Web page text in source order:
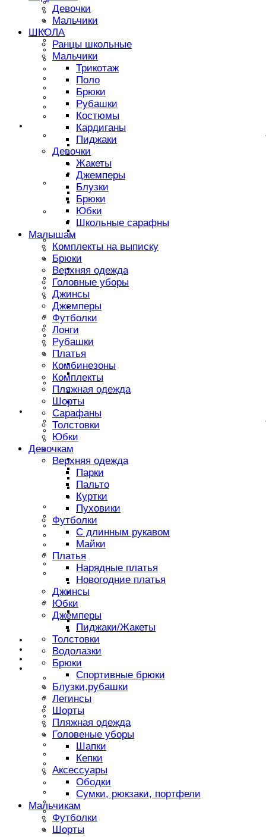
Джемперы
Футболки
Лонги
Рубашки
Платья
Комбинезоны
Комплекты
Пляжная одежда
Шорты
Сарафаны
Толстовки
Юбки
Верхняя одежда
Парки
Пальто
Куртки
Пуховики
Футболки
С длинным рукавом
Майки
Платья
Нарядные платья
Новогодние платья
Джинсы
Юбки
Джемперы
Пиджаки/Жакеты
Толстовки
Водолазки
Брюки
Спортивные брюки
Блузки,рубашки
Легинсы
Шорты
Пляжная одежда
Головеные уборы
Шапки
Кепки
Аксессуары
Ободки
Сумки, рюкзаки, портфели
Мальчикам
Футболки
Шорты
Брюки
Верхняя одежда
Пальто
Парки
Куртки
Пуховики
Полукомбинезоны
Рубашки
Толстовки
Поло
Джемперы
Спортивная одежда
Джинсы
Нарядная одежда
Головноые уборы
Шапки
Кепки
Аксессураы
Плавки
Ремни
Рюкзаки
ОБУВЬ
Аксессуары
НОВИНКИ
Бренды
ASTON MARTIN
AYGEY
Archimede
BABY GRAZIELLA
BUGATTI
BWY
Baccino
Badi Junior
DE SALITTO
Deloras
GAUDI
ICEBERG
KYLIE CRAZY
Ki6?
Kiwiland
Девочки
Мальчики
ШКОЛА
Ранцы школьные
Мальчики
Трикотаж
Поло
Брюки
Рубашки
Костюмы
Кардиганы
Пиджаки
Девочки
Жакеты
Джемперы
Блузки
Брюки
Юбки
Школьные сарафны
Малышам
Комплекты на выписку
Брюки
Верхняя одежда
Головные уборы
Джинсы
Джемперы
Футболки
Лонги
Рубашки
Платья
Комбинезоны
Комплекты
Пляжная одежда
Шорты
Сарафаны
Толстовки
Юбки
Девочкам
Верхняя одежда
Парки
Пальто
Куртки
Пуховики
Футболки
С длинным рукавом
Майки
Платья
Нарядные платья
Новогодние платья
Джинсы
Юбки
Джемперы
Пиджаки/Жакеты
Толстовки
Водолазки
Брюки
Спортивные брюки
Блузки,рубашки
Легинсы
Шорты
Пляжная одежда
Головеные уборы
Шапки
Кепки
Аксессуары
Ободки
Сумки, рюкзаки, портфели
Мальчикам
Футболки
Шорты